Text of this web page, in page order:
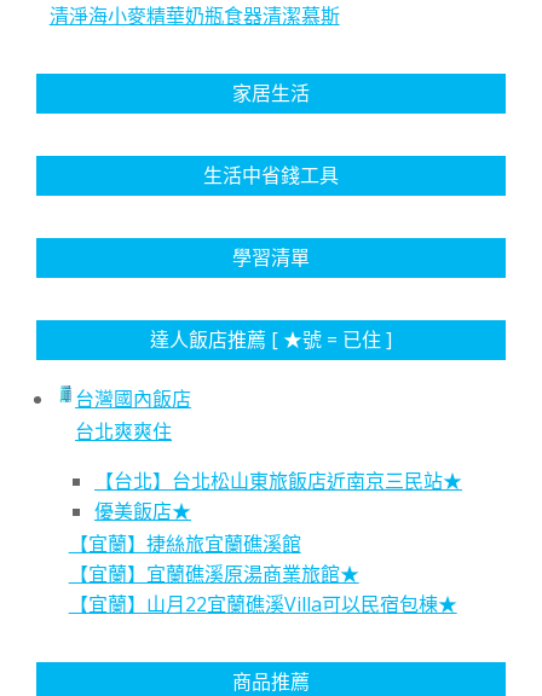
清淨海小麥精華奶瓶食器清潔慕斯
家居生活
生活中省錢工具
學習清單
達人飯店推薦 [ ★號 = 已住 ]
台灣國內飯店
台北爽爽住
【台北】台北松山東旅飯店近南京三民站★
優美飯店★
【宜蘭】捷絲旅宜蘭礁溪館
【宜蘭】宜蘭礁溪原湯商業旅館★
【宜蘭】山月22宜蘭礁溪Villa可以民宿包棟★
商品推薦